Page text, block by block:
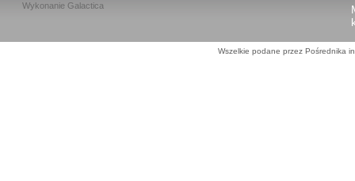
Wykonanie Galactica
Wszelkie podane przez Pośrednika